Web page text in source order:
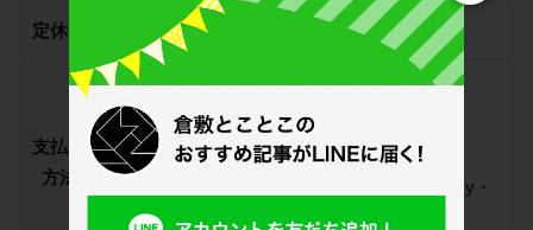
定休日
支払い
方法
現金
クレジットカード
Suicaなど交通系ICカード・iD・QUICPay・
PayPay・楽天ペイ・d払い・au PAY